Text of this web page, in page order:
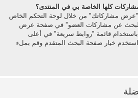
كلها الخاصة بي في المنتدى؟
مشاركاتك" من خلال لوحة التحكم الخاص
عن مشاركات العضو" في صفحة عرض
قائمة "روابط سريعة" في أعلى
خيار صفحة البحث المتقدم وقم بملء